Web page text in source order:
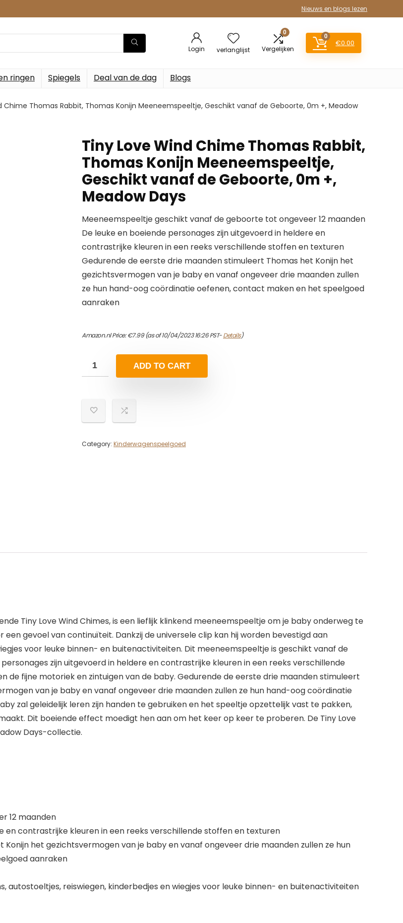
Nieuws en blogs lezen
Login verlanglijst
0
Vergelijken
0
€0.00
ringen Spiegels Deal van de dag Blogs
Chime Thomas Rabbit, Thomas Konijn Meeneemspeeltje, Geschikt vanaf de Geboorte, 0m +, Meadow
Tiny Love Wind Chime Thomas Rabbit,
Thomas Konijn Meeneemspeeltje,
Geschikt vanaf de Geboorte, 0m +,
Meadow Days
Meeneemspeeltje geschikt vanaf de geboorte tot ongeveer 12 maanden
De leuke en boeiende personages zijn uitgevoerd in heldere en
contrastrijke kleuren in een reeks verschillende stoffen en texturen
Gedurende de eerste drie maanden stimuleert Thomas het Konijn het
gezichtsvermogen van je baby en vanaf ongeveer drie maanden zullen
ze hun hand-oog coördinatie oefenen, contact maken en het speelgoed
aanraken
Amazon.nl Price:€7.99(as of 10/04/2023 16:26 PST-Details)
ADD TO CART
Category: Kinderwagenspeelgoed
Tiny Love Wind Chimes, is een lieflijk klinkend meeneemspeeltje om je baby onderweg te
gevoel van continuïteit. Dankzij de universele clip kan hij worden bevestigd aan
voor leuke binnen- en buitenactiviteiten. Dit meeneemspeeltje is geschikt vanaf de
zijn uitgevoerd in heldere en contrastrijke kleuren in een reeks verschillende
de fijne motoriek en zintuigen van de baby. Gedurende de eerste drie maanden stimuleert
van je baby en vanaf ongeveer drie maanden zullen ze hun hand-oog coördinatie
zal geleidelijk leren zijn handen te gebruiken en het speeltje opzettelijk vast te pakken,
Dit boeiende effect moedigt hen aan om het keer op keer te proberen. De Tiny Love
Days-collectie.
12 maanden
en contrastrijke kleuren in een reeks verschillende stoffen en texturen
het gezichtsvermogen van je baby en vanaf ongeveer drie maanden zullen ze hun
aanraken
autostoeltjes, reiswiegen, kinderbedjes en wiegjes voor leuke binnen- en buitenactiviteiten